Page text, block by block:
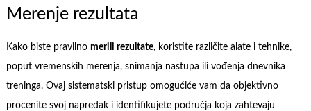
Merenje rezultata
Kako biste pravilno merili rezultate, koristite različite alate i tehnike,
poput vremenskih merenja, snimanja nastupa ili vođenja dnevnika
treninga. Ovaj sistematski pristup omogućiće vam da objektivno
procenite svoj napredak i identifikujete područja koja zahtevaju